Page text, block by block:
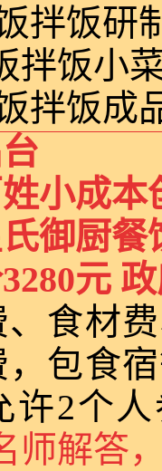
拌饭研
拌饭小
拌饭成
小成
御厨
元
食材
包食
许2个
师解答